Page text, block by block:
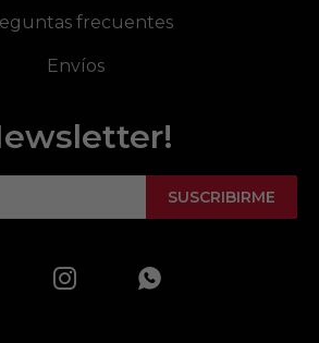
frecuentes
Envíos
SUSCRIBIRME
 